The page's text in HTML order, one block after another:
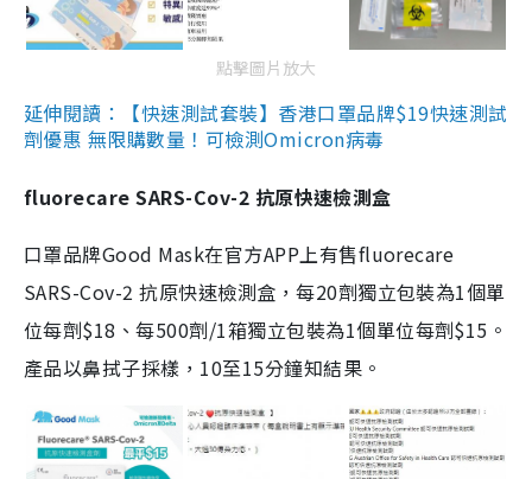
點擊圖片放大
延伸閱讀：【快速測試套裝】香港口罩品牌$19快速測試
劑優惠 無限購數量！可檢測Omicron病毒
fluorecare SARS-Cov-2 抗原快速檢測盒
口罩品牌Good Mask在官方APP上有售fluorecare
SARS-Cov-2 抗原快速檢測盒，每20劑獨立包裝為1個單
位每劑$18、每500劑/1箱獨立包裝為1個單位每劑$15。
產品以鼻拭子採樣，10至15分鐘知結果。